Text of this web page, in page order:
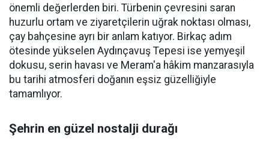
önemli değerlerden biri. Türbenin çevresini saran
huzurlu ortam ve ziyaretçilerin uğrak noktası olması,
çay bahçesine ayrı bir anlam katıyor. Birkaç adım
ötesinde yükselen Aydınçavuş Tepesi ise yemyeşil
dokusu, serin havası ve Meram'a hâkim manzarasıyla
bu tarihi atmosferi doğanın eşsiz güzelliğiyle
tamamlıyor.
Şehrin en güzel nostalji durağı